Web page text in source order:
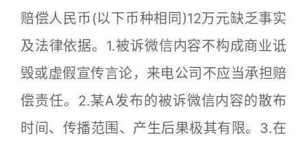
赔偿人民币(以下币种相同)12万元缺乏事实
及法律依据。1.被诉微信内容不构成商业诋
毁或虚假宣传言论，来电公司不应当承担赔
偿责任。2.某A发布的被诉微信内容的散布
时间、传播范围、产生后果极其有限。3.在